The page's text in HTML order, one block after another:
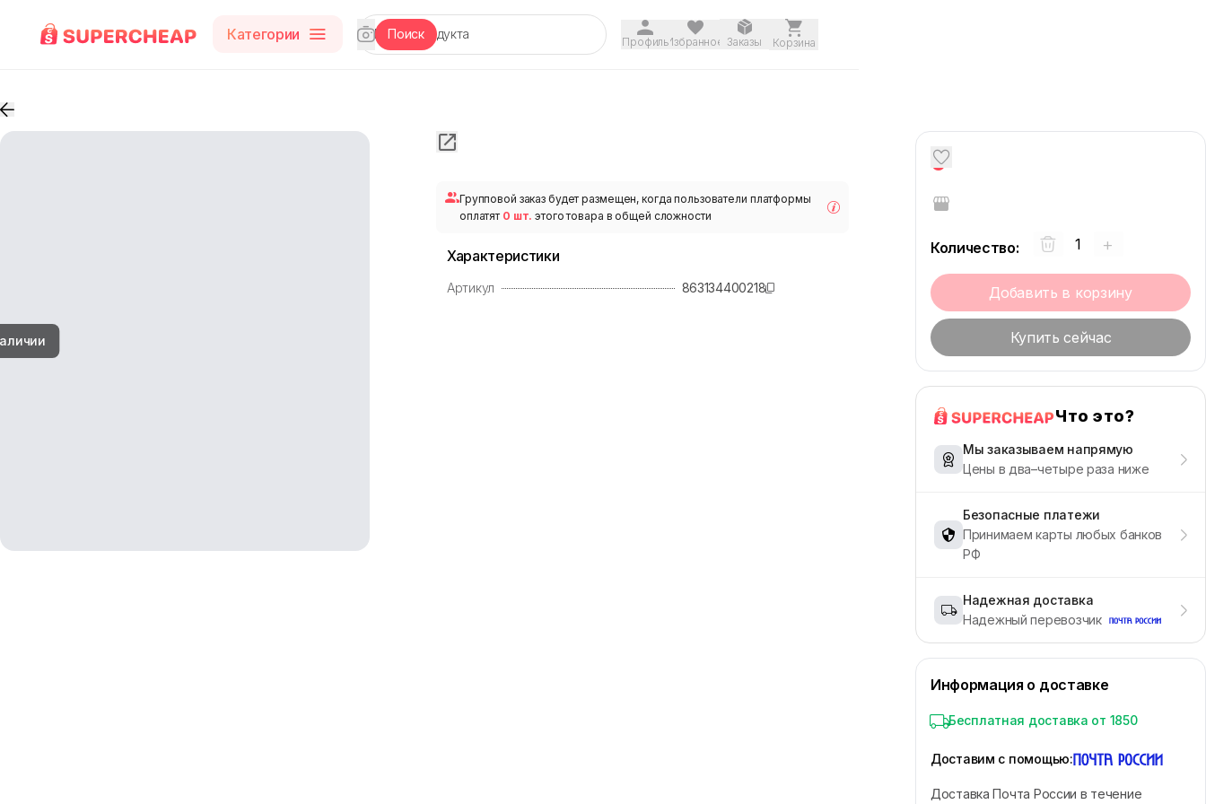
Категории Поиск ПрофильИзбранное Заказы Корзина
Групповой заказ будет размещен, когда пользователи платформы
оплатят 0 шт. этого товара в общей сложности
Характеристики
Артикул 863134400218
0
Количество: +
Добавить в корзину
Купить сейчас
Что это?
Мы заказываем напрямую
Цены в два–четыре раза ниже
Безопасные платежи
Принимаем карты любых банков
РФ
Надежная доставка
Надежный перевозчик
Информация о доставке
Бесплатная доставка от 1850
Доставим с помощью:
Доставка Почта России в течение